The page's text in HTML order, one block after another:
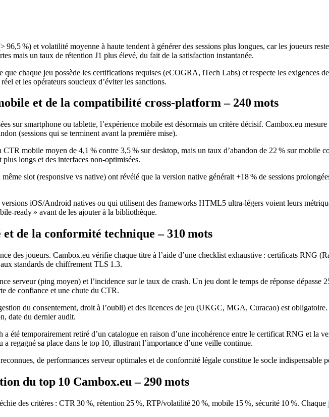
96,5 %) et volatilité moyenne à haute tendent à générer des sessions plus longues, car les joueurs
mais un taux de rétention J1 plus élevé, du fait de la satisfaction instantanée.
chaque jeu possède les certifications requises (eCOGRA, iTech Labs) et respecte les exigences
et les opérateurs soucieux d’éviter les sanctions.
et de la compatibilité cross‑platform – 240 mots
sur smartphone ou tablette, l’expérience mobile est désormais un critère décisif. Cambox.eu
(sessions qui se terminent avant la première mise).
mobile moyen de 4,1 % contre 3,5 % sur desktop, mais un taux d’abandon de 22 % sur mobile
longs et des interfaces non‑optimisées.
slot (responsive vs native) ont révélé que la version native générait +18 % de sessions
iOS/Android natives ou qui utilisent des frameworks HTML5 ultra‑légers voient leurs
» avant de les ajouter à la bibliothèque.
de la conformité technique – 310 mots
des joueurs. Cambox.eu vérifie chaque titre à l’aide d’une checklist exhaustive : certificats RNG
standards de chiffrement TLS 1.3.
serveur (ping moyen) et l’incidence sur le taux de crash. Un jeu dont le temps de réponse dépasse
de confiance et une chute du CTR.
du consentement, droit à l’oubli) et des licences de jeu (UKGC, MGA, Curacao) est
date du dernier audit.
été temporairement retiré d’un catalogue en raison d’une incohérence entre le certificat RNG et la
regagné sa place dans le top 10, illustrant l’importance d’une veille continue.
de performances serveur optimales et de conformité légale constitue le socle indispensable
du top 10 Cambox.eu – 290 mots
des critères : CTR 30 %, rétention 25 %, RTP/volatilité 20 %, mobile 15 %, sécurité 10 %.